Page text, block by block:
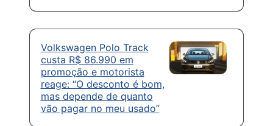
Volkswagen Polo Track
custa R$ 86.990 em
promoção e motorista
reage: “O desconto é bom,
mas depende de quanto
vão pagar no meu usado”